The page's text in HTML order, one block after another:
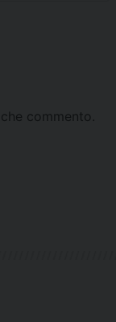
commento.